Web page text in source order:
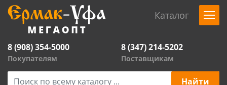
Каталог
8 (908) 354-5000
Покупателям
8 (347) 214-5202
Поставщикам